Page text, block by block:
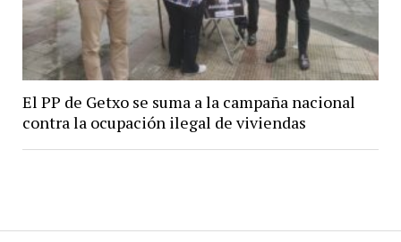
El PP de Getxo se suma a la campaña nacional
contra la ocupación ilegal de viviendas